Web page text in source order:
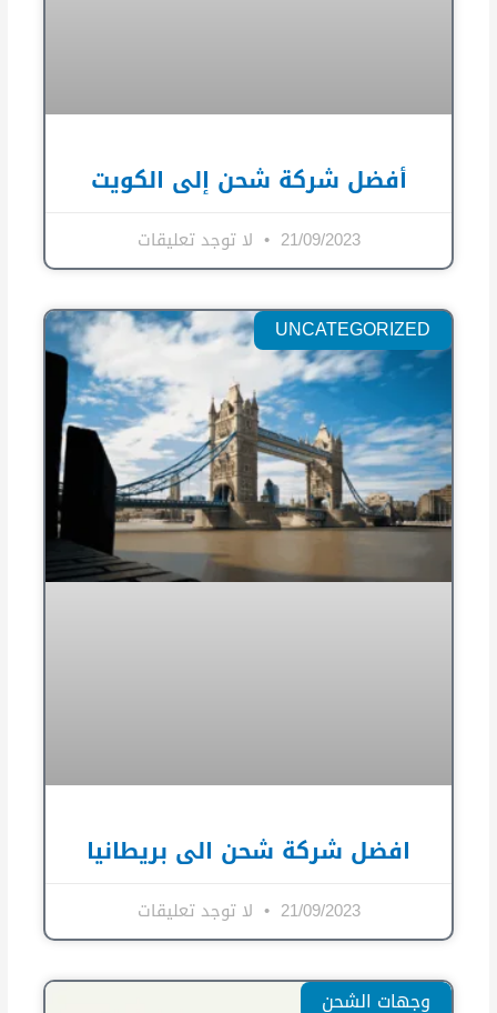
أفضل شركة شحن إلى الكويت
21/09/2023 لا توجد تعليقات
UNCATEGORIZED
افضل شركة شحن الى بريطانيا
21/09/2023 لا توجد تعليقات
وجهات الشحن